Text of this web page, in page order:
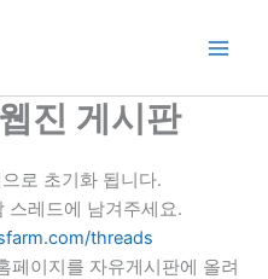
진 게시판
로 초기화 됩니다.
스레드에 남겨주세요.
threads
페이지를 자유게시판에 올려